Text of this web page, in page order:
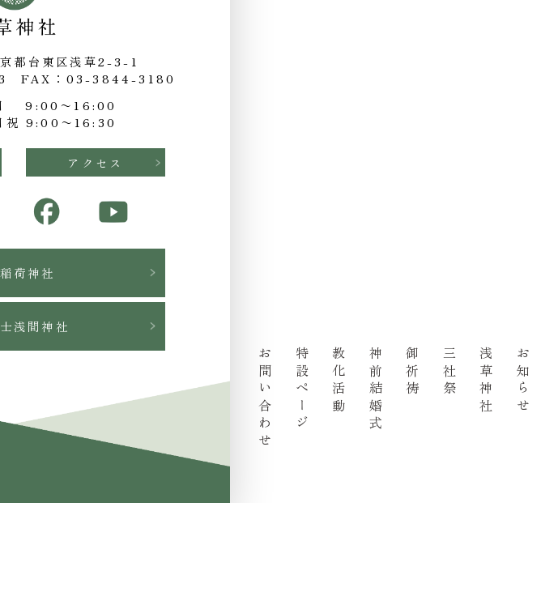
都台東区浅草2-3-1
FAX：03-3844-3180
9:00〜16:00
祝 9:00〜16:30
アクセス
荷神社
浅間神社
お知らせ
浅草神社
三社祭
御祈祷
神前結婚式
教化活動
特設ページ
お問い合わせ